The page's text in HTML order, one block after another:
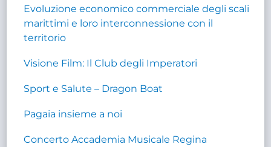
Evoluzione economico commerciale degli scali
marittimi e loro interconnessione con il
territorio
Visione Film: Il Club degli Imperatori
Sport e Salute – Dragon Boat
Pagaia insieme a noi
Concerto Accademia Musicale Regina